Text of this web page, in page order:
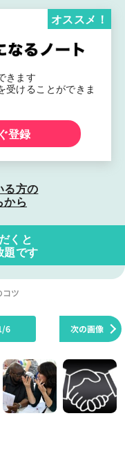
きます
受けることができま
オススメ！
登録
る方の
から
くと
題です
コツ
次の画像
6